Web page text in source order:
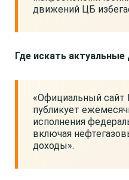
движений ЦБ
Где искать
«Официальный
публикует
исполнения
включая
доходы».